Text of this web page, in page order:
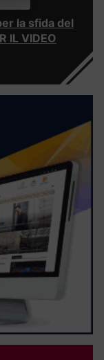
la sfida del
IL VIDEO